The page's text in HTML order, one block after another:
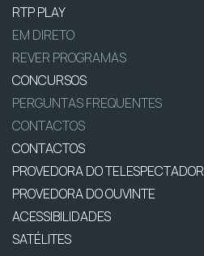
RTP PLAY
EM DIRETO
REVER PROGRAMAS
CONCURSOS
PERGUNTAS FREQUENTES
CONTACTOS
CONTACTOS
PROVEDORA DO TELESPECTADOR
PROVEDORA DO OUVINTE
ACESSIBILIDADES
SATÉLITES